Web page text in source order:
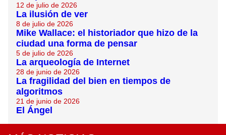
12 de julio de 2026
La ilusión de ver
8 de julio de 2026
Mike Wallace: el historiador que hizo de la
ciudad una forma de pensar
5 de julio de 2026
La arqueología de Internet
28 de junio de 2026
La fragilidad del bien en tiempos de
algoritmos
21 de junio de 2026
El Ángel